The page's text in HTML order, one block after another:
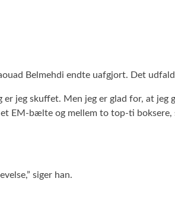
Belmehdi endte uafgjort. Det
jeg skuffet. Men jeg er glad for, at jeg
EM-bælte og mellem to top-ti boksere,
siger han.